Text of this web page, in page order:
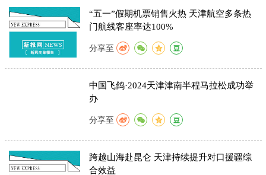
“五一”假期机票销售火热 天津航空多条热
门航线客座率达100%
分享至
中国飞鸽·2024天津津南半程马拉松成功举
办
分享至
跨越山海赴昆仑 天津持续提升对口援疆综
合效益